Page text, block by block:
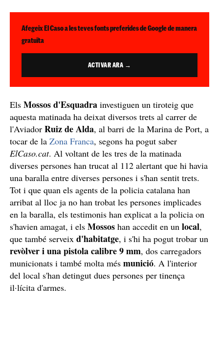
Afegeix El Caso a les teves fonts preferides de Google de manera
gratuïta
ACTIVAR ARA →
Els Mossos d'Esquadra investiguen un tiroteig que
aquesta matinada ha deixat diversos trets al carrer de
l'Aviador Ruiz de Alda, al barri de la Marina de Port, a
tocar de la Zona Franca, segons ha pogut saber
ElCaso.cat. Al voltant de les tres de la matinada
diverses persones han trucat al 112 alertant que hi havia
una baralla entre diverses persones i s'han sentit trets.
Tot i que quan els agents de la policia catalana han
arribat al lloc ja no han trobat les persones implicades
en la baralla, els testimonis han explicat a la policia on
s'havien amagat, i els Mossos han accedit en un local,
que també serveix d'habitatge, i s'hi ha pogut trobar un
revòlver i una pistola calibre 9 mm, dos carregadors
municionats i també molta més munició. A l'interior
del local s'han detingut dues persones per tinença
il·lícita d'armes.